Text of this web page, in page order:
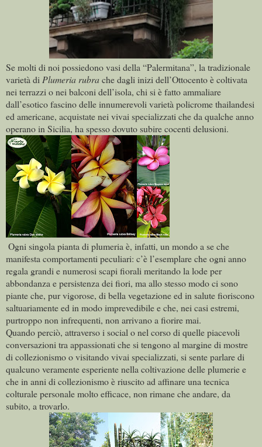
Se molti di noi possiedono vasi della “Palermitana”, la tradizionale
varietà di Plumeria rubrache dagli inizi dell’Ottocento è coltivata
nei terrazzi o nei balconi dell’isola, chi si è fatto ammaliare
dall’esotico fascino delle innumerevoli varietà policrome thailandesi
ed americane, acquistate nei vivai specializzati che da qualche anno
operano in Sicilia, ha spesso dovuto subire cocenti delusioni.
Ogni singola pianta di plumeria è, infatti, un mondo a se che
manifesta comportamenti peculiari: c’è l’esemplare che ogni anno
regala grandi e numerosi scapi fiorali meritando la lode per
abbondanza e persistenza dei fiori, ma allo stesso modo ci sono
piante che, pur vigorose, di bella vegetazione ed in salute fioriscono
saltuariamente ed in modo imprevedibile e che, nei casi estremi,
purtroppo non infrequenti, non arrivano a fiorire mai.
Quando perciò, attraverso i social o nel corso di quelle piacevoli
conversazioni tra appassionati che si tengono al margine di mostre
di collezionismo o visitando vivai specializzati, si sente parlare di
qualcuno veramente esperiente nella coltivazione delle plumerie e
che in anni di collezionismo è riuscito ad affinare una tecnica
colturale personale molto efficace, non rimane che andare, da
subito, a trovarlo.